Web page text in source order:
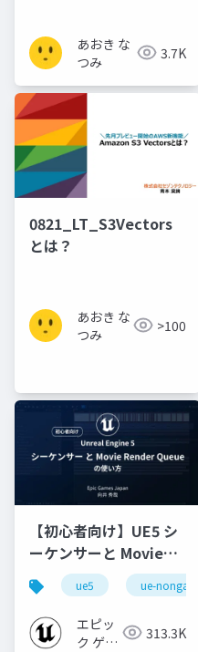
あおき な
つみ
3.7K
0821_LT_S3Vectors
とは？
あおき な
つみ
>100
【初心者向け】UE5 シ
ーケンサーと Movie
Render Queue の使い
方【Cinematic Dive
2023】
ue5 ue-nongame
エピッ
ク ゲー
313.3K